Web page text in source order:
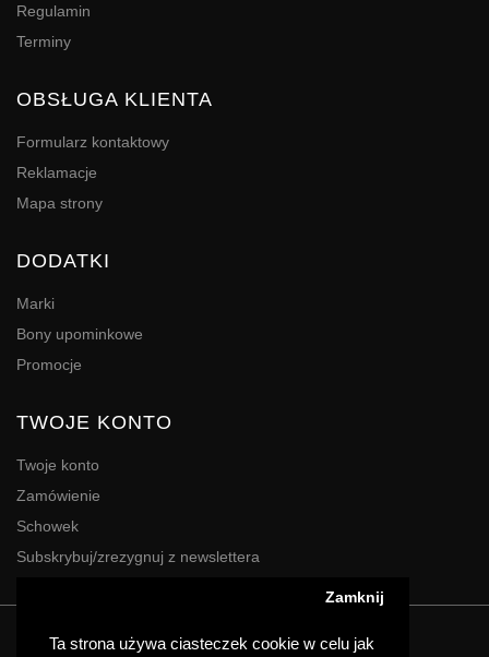
Ta strona używa ciasteczek cookie w celu jak
Zamknij
Regulamin
Terminy
OBSŁUGA KLIENTA
Formularz kontaktowy
Reklamacje
Mapa strony
DODATKI
Marki
Bony upominkowe
Promocje
TWOJE KONTO
Twoje konto
Zamówienie
Schowek
Subskrybuj/zrezygnuj z newslettera
Powered ByDigres